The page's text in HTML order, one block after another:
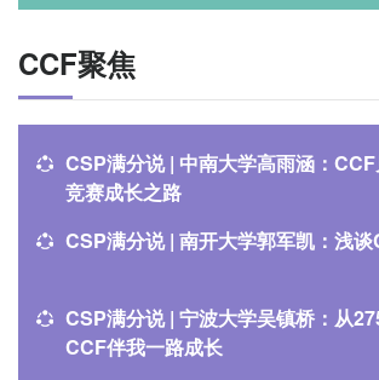
CCF聚焦
CSP满分说 | 中南大学高雨涵：
竞赛成长之路
CSP满分说 | 南开大学郭军凯：浅
CSP满分说 | 宁波大学吴镇桥：从
CCF伴我一路成长